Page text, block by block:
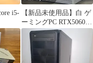
i5-
【新品未使用品】白 ゲ
ーミングPC RTX5060ti
ryzen7 5700x